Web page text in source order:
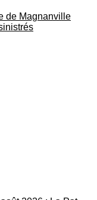
de Magnanville